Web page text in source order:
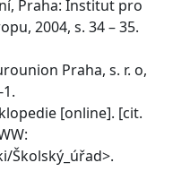
Praha: Institut pro
2004, s. 34 – 35.
Praha, s. r. o,
[online]. [cit.
Školský_úřad>.